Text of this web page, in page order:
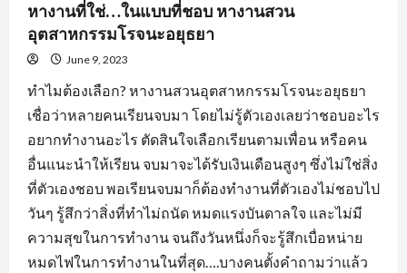
หางานที่ใช่…ในแบบที่ชอบ หางานสวน
อุตสาหกรรมโรจนะอยุธยา
June 9, 2023
ทำไมต้องเลือก? หางานสวนอุตสาหกรรมโรจนะอยุธยา
เชื่อว่าหลายคนเรียนจบมา โดยไม่รู้ตัวเองเลยว่าชอบอะไร
อยากทำงานอะไร ตัดสินใจเลือกเรียนตามเพื่อน หรือคน
อื่นแนะนำให้เรียน จบมาจะได้รับเงินเดือนสูงๆ ซึ่งไม่ใช่สิ่ง
ที่ตัวเองชอบ พอเรียนจบมาก็ต้องทำงานที่ตัวเองไม่ชอบไป
วันๆ รู้สึกว่าสิ่งที่ทำไม่ถนัด หมดแรงบันดาลใจ และไม่มี
ความสุขในการทำงาน จนถึงวันหนึ่งก็จะรู้สึกเบื่อหน่าย
หมดไฟในการทำงานในที่สุด….บางคนตั้งคำถามว่าแล้ว